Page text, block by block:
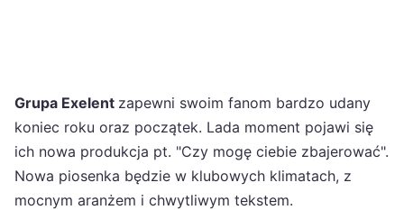
Grupa Exelent zapewni swoim fanom bardzo udany
koniec roku oraz początek. Lada moment pojawi się
ich nowa produkcja pt. "Czy mogę ciebie zbajerować".
Nowa piosenka będzie w klubowych klimatach, z
mocnym aranżem i chwytliwym tekstem.